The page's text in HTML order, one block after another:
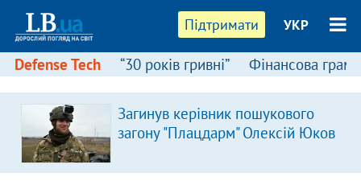
Підтримати УКР
Defense Tech “30 років гривні” Фінансова
Загинув керівник пошукового
загону "Плацдарм" Олексій Юков